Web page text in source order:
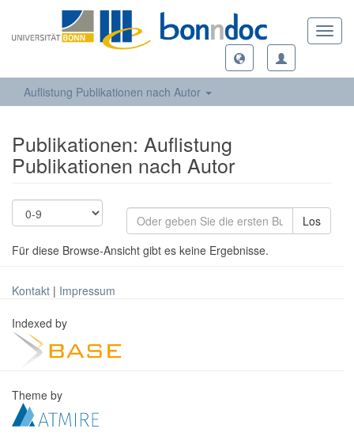
Auflistung Publikationen nach Autor
Publikationen: Auflistung
Publikationen nach Autor
Los
Für diese Browse-Ansicht gibt es keine Ergebnisse.
Kontakt | Impressum
Indexed by
Theme by